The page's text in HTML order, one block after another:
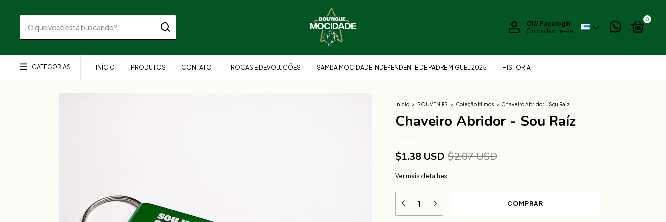
Olá! Faça login
Ou cadastre-se
0
CATEGORIAS INÍCIO PRODUTOS CONTATO TROCAS E DEVOLUÇÕES SAMBA MOCIDADE INDEPENDENTE DE PADRE MIGUEL 2025 HISTORIA
Início > SOUVENIRS > Coleção Mimos > Chaveiro Abridor - Sou Raíz
Chaveiro Abridor - Sou Raíz
$1.38 USD $2.07 USD
Ver mais detalhes